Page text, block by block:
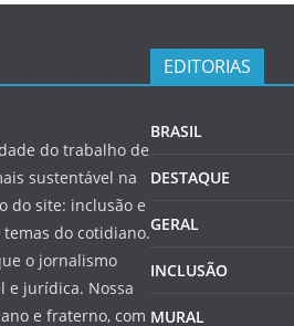
do trabalho de
sustentável na
do site: inclusão e
do cotidiano.
o jornalismo
e jurídica. Nossa
e fraterno, com
EDITORIAS
BRASIL
DESTAQUE
GERAL
INCLUSÃO
MURAL